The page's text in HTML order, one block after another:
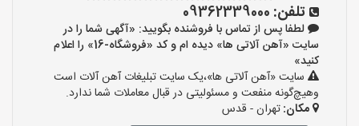
تلفن: 09362339000
لطفا پس از تماس با فروشنده بگویید: «آگهی شما را در
سایت «آهن آلاتی ها» دیده ام و کد «فروشگاه-16» را اعلام
کنید»
سایت «آهن آلاتی ها»،یک سایت تبلیغات آهن آلات است
وهیچ‌گونه منفعت و مسئولیتی در قبال معاملات شما ندارد.
مکان:تهران - قدس